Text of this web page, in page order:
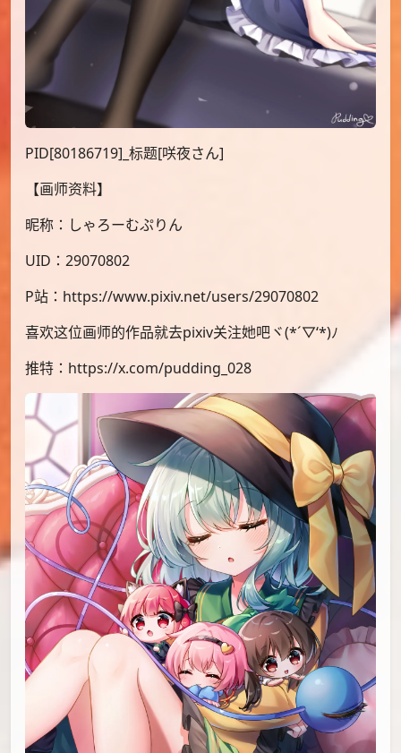
PID[80186719]_标题[咲夜さん]
【画师资料】
昵称：しゃろーむぷりん
UID：29070802
P站：https://www.pixiv.net/users/29070802
喜欢这位画师的作品就去pixiv关注她吧ヾ(*´▽‘*)ﾉ
推特：https://x.com/pudding_028